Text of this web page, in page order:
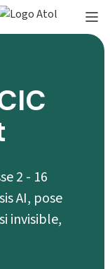
2 - 16
AI, pose
invisible,